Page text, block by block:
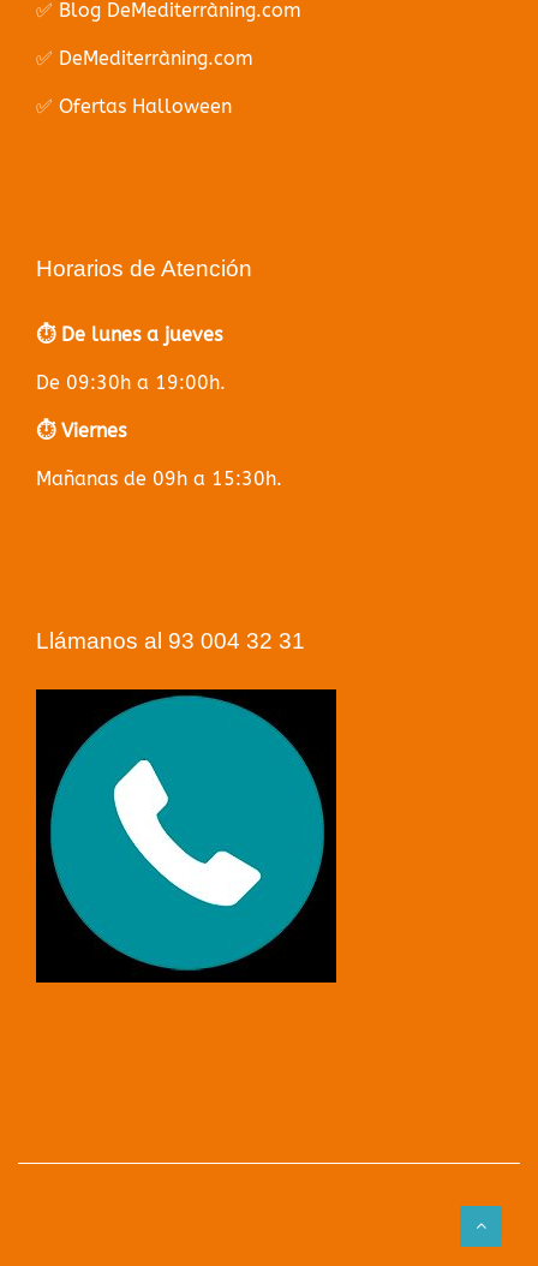
✅ Blog DeMediterràning.com
✅ DeMediterràning.com
✅ Ofertas Halloween
Horarios de Atención
⏱️ De lunes a jueves
De 09:30h a 19:00h.
⏱️ Viernes
Mañanas de 09h a 15:30h.
Llámanos al 93 004 32 31